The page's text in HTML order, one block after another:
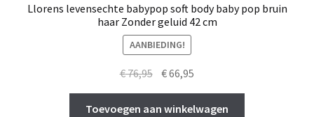
Llorens levensechte babypop soft body baby pop bruin
haar Zonder geluid 42 cm
AANBIEDING!
€76,95 Oorspronkelijke
prijs
was:
€66,95
prijs
is:
Toevoegen aan winkelwagen